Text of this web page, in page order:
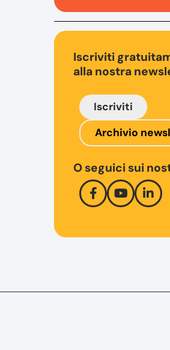
Iscriviti
alla nostra
Iscriviti
Archivio
O seguici sui